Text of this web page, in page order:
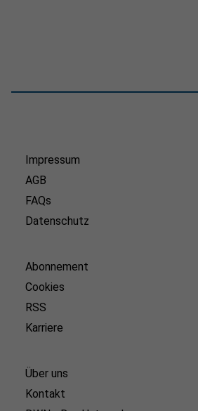
Impressum
AGB
FAQs
Datenschutz
Abonnement
Cookies
RSS
Karriere
Über uns
Kontakt